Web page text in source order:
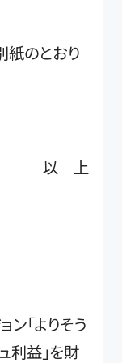
紙のとおり
以 上
「よりそう
利益」を財